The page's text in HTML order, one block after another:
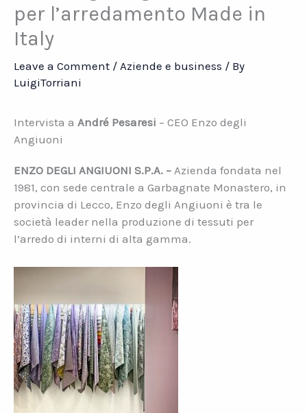
per l’arredamento Made in
Italy
Leave a Comment / Aziende e business / By
LuigiTorriani
Intervista a André Pesaresi – CEO Enzo degli
Angiuoni
ENZO DEGLI ANGIUONI S.P.A. – Azienda fondata nel
1981, con sede centrale a Garbagnate Monastero, in
provincia di Lecco, Enzo degli Angiuoni è tra le
società leader nella produzione di tessuti per
l’arredo di interni di alta gamma.